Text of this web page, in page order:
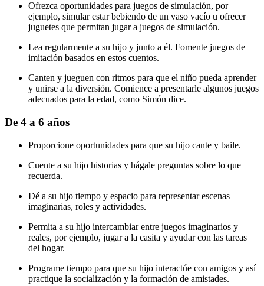
Ofrezca oportunidades para juegos de simulación, por
ejemplo, simular estar bebiendo de un vaso vacío u ofrecer
juguetes que permitan jugar a juegos de simulación.
Lea regularmente a su hijo y junto a él. Fomente juegos de
imitación basados en estos cuentos.
Canten y jueguen con ritmos para que el niño pueda aprender
y unirse a la diversión. Comience a presentarle algunos juegos
adecuados para la edad, como Simón dice.
De 4 a 6 años
Proporcione oportunidades para que su hijo cante y baile.
Cuente a su hijo historias y hágale preguntas sobre lo que
recuerda.
Dé a su hijo tiempo y espacio para representar escenas
imaginarias, roles y actividades.
Permita a su hijo intercambiar entre juegos imaginarios y
reales, por ejemplo, jugar a la casita y ayudar con las tareas
del hogar.
Programe tiempo para que su hijo interactúe con amigos y así
practique la socialización y la formación de amistades.